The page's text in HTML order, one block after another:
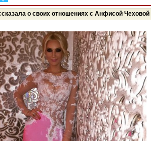
о своих отношениях с Анфисой Чеховой